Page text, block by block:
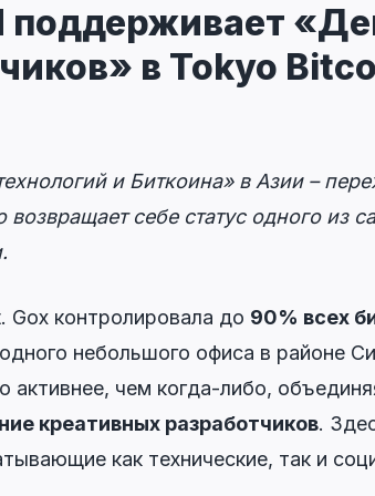
поддерживает
в Tokyo
и Биткоина» в Азии –
возвращает себе статус одного из
контролировала до 90% всех
небольшого офиса в районе
активнее, чем когда-либо,
креативных разработчиков.
как технические, так и